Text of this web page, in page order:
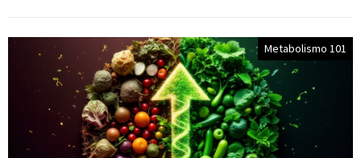
Metabolismo 101